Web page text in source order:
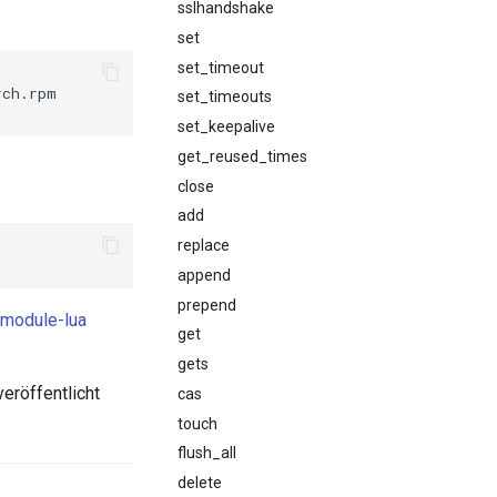
sslhandshake
set
set_timeout
set_timeouts
set_keepalive
get_reused_times
close
add
replace
append
prepend
get
gets
cas
touch
flush_all
delete
lua